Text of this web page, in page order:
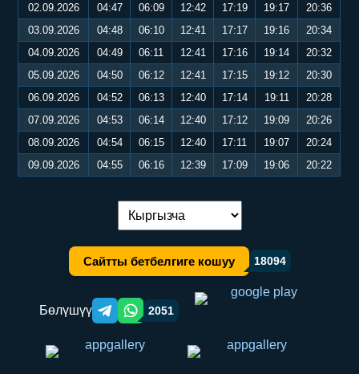
02.09.2026
04:47 06:09 12:42 17:19 19:17
20:36
03.09.2026
04:48 06:10 12:41 17:17 19:16
20:34
04.09.2026
04:49 06:11 12:41 17:16 19:14
20:32
05.09.2026
04:50 06:12 12:41 17:15 19:12
20:30
06.09.2026
04:52 06:13 12:40 17:14 19:11
20:28
07.09.2026
04:53 06:14 12:40 17:12 19:09
20:26
08.09.2026
04:54 06:15 12:40 17:11 19:07
20:24
09.09.2026
04:55 06:16 12:39 17:09 19:06 20:22
Тилди алмаштыруу:
Сайтты бетбелгиге кошуу 18094
Бөлүшүү Telegram orqali ulashish
WhatsApp orqali ulashish
2051